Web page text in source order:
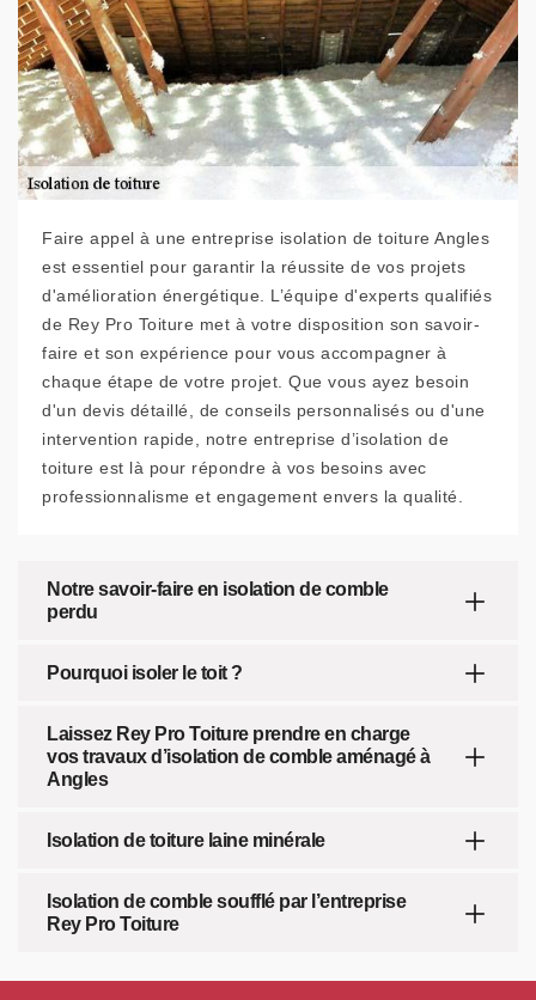
Faire appel à une entreprise isolation de toiture Angles
est essentiel pour garantir la réussite de vos projets
d'amélioration énergétique. L’équipe d'experts qualifiés
de Rey Pro Toiture met à votre disposition son savoir-
faire et son expérience pour vous accompagner à
chaque étape de votre projet. Que vous ayez besoin
d'un devis détaillé, de conseils personnalisés ou d'une
intervention rapide, notre entreprise d’isolation de
toiture est là pour répondre à vos besoins avec
professionnalisme et engagement envers la qualité.
Notre savoir-faire en isolation de comble
perdu
Pourquoi isoler le toit ?
Laissez Rey Pro Toiture prendre en charge
vos travaux d’isolation de comble aménagé à
Angles
Isolation de toiture laine minérale
Isolation de comble soufflé par l’entreprise
Rey Pro Toiture